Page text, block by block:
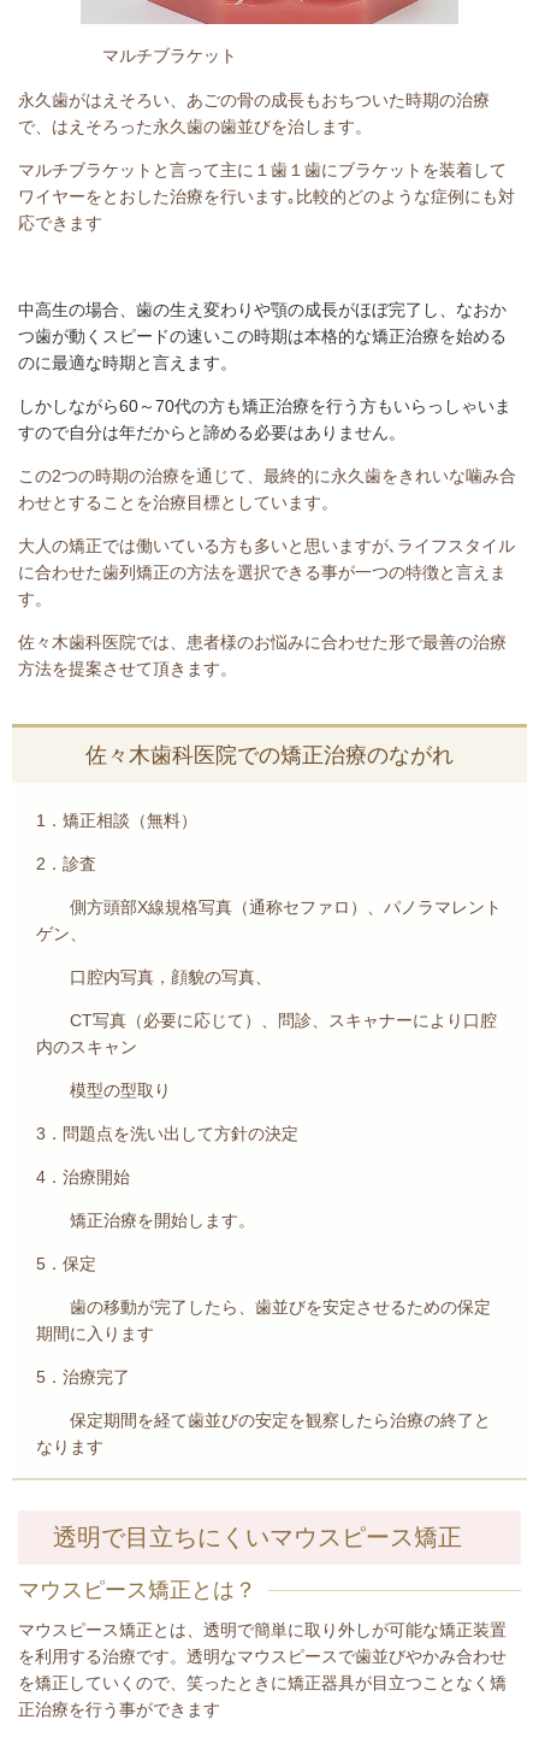
マルチブラケット
永久歯がはえそろい、あごの骨の成長もおちついた時期の治療
で、はえそろった永久歯の歯並びを治します。
マルチブラケットと言って主に１歯１歯にブラケットを装着して
ワイヤーをとおした治療を行います｡比較的どのような症例にも対
応できます
中高生の場合、歯の生え変わりや顎の成長がほぼ完了し、なおか
つ歯が動くスピードの速いこの時期は本格的な矯正治療を始める
のに最適な時期と言えます。
しかしながら60～70代の方も矯正治療を行う方もいらっしゃいま
すので自分は年だからと諦める必要はありません。
この2つの時期の治療を通じて、最終的に永久歯をきれいな噛み合
わせとすることを治療目標としています。
大人の矯正では働いている方も多いと思いますが､ライフスタイル
に合わせた歯列矯正の方法を選択できる事が一つの特徴と言えま
す。
佐々木歯科医院では、患者様のお悩みに合わせた形で最善の治療
方法を提案させて頂きます。
佐々木歯科医院での矯正治療のながれ
1．矯正相談（無料）
2．診査
側方頭部X線規格写真（通称セファロ）、パノラマレント
ゲン、
口腔内写真，顔貌の写真、
CT写真（必要に応じて）、問診、スキャナーにより口腔
内のスキャン
模型の型取り
3．問題点を洗い出して方針の決定
4．治療開始
矯正治療を開始します。
5．保定
歯の移動が完了したら、歯並びを安定させるための保定
期間に入ります
5．治療完了
保定期間を経て歯並びの安定を観察したら治療の終了と
なります
透明で目立ちにくいマウスピース矯正
マウスピース矯正とは？
マウスピース矯正とは、透明で簡単に取り外しが可能な矯正装置
を利用する治療です。透明なマウスピースで歯並びやかみ合わせ
を矯正していくので、笑ったときに矯正器具が目立つことなく矯
正治療を行う事ができます